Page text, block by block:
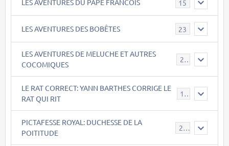
LES AVENTURES DU PAPE FRANCOIS 15
LES AVENTURES DES BOBÊTES 23
LES AVENTURES DE MELUCHE ET AUTRES
COCOMIQUES
22
LE RAT CORRECT: YANN BARTHES CORRIGE LE
RAT QUI RIT
15
PICTAFESSE ROYAL: DUCHESSE DE LA
POITITUDE
23